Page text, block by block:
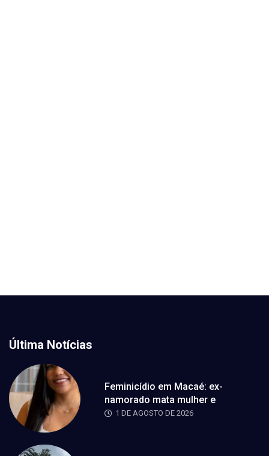
Última Notícias
Feminicídio em Macaé: ex-
namorado mata mulher e
1 DE AGOSTO DE 2026